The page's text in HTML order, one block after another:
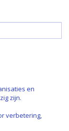
en
zijn.
verbetering,